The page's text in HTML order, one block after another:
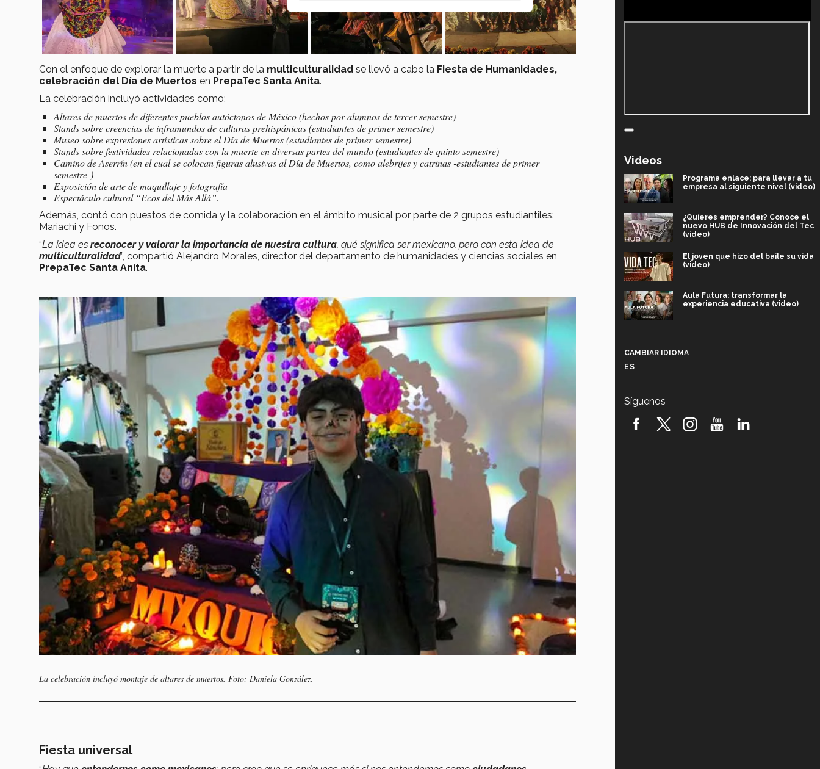
Con el enfoque de explorar la muerte a partir de la multiculturalidad se llevó a cabo la Fiesta de Humanidades,
celebración del Día de Muertos en PrepaTec Santa Anita.
La celebración incluyó actividades como:
Altares de muertos de diferentes pueblos autóctonos de México (hechos por alumnos de tercer semestre)
Standssobre creencias de inframundos de culturas prehispánicas (estudiantes de primer semestre)
Museo sobre expresiones artísticas sobre el Día de Muertos (estudiantes de primer semestre)
Standssobre festividades relacionadas con la muerte en diversas partes del mundo (estudiantes de quinto semestre)
Camino de Aserrín (en el cual se colocan figuras alusivas al Día de Muertos, como alebrijes y catrinas -estudiantes de primer
semestre-)
Exposición de arte de maquillaje y fotografía
Espectáculo cultural “Ecos del Más Allá”.
Además, contó con puestos de comida y la colaboración en el ámbito musical por parte de 2 grupos estudiantiles:
Mariachi y Fonos.
“La idea es reconocer y valorar la importancia de nuestra cultura, qué significa ser mexicano, pero con esta idea de
multiculturalidad”, compartió Alejandro Morales, director del departamento de humanidades y ciencias sociales en
PrepaTec Santa Anita.
La celebración incluyó montaje de altares de muertos. Foto: Daniela González.
Fiesta universal
Videos
Programa enlace: para llevar a tu
empresa al siguiente nivel (video)
¿Quieres emprender? Conoce el
nuevo HUB de Innovación del Tec
(video)
El joven que hizo del baile su vida
(video)
Aula Futura: transformar la
experiencia educativa (video)
robótica FIRST 2026! (video)
CAMBIAR IDIOMA
ES
Síguenos